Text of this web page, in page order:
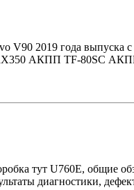
2019 года выпуска
АКПП TF-80SC АКПП
тут U760E, общие
диагностики,